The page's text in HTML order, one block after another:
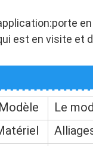
est en visite et
Modèle
Le